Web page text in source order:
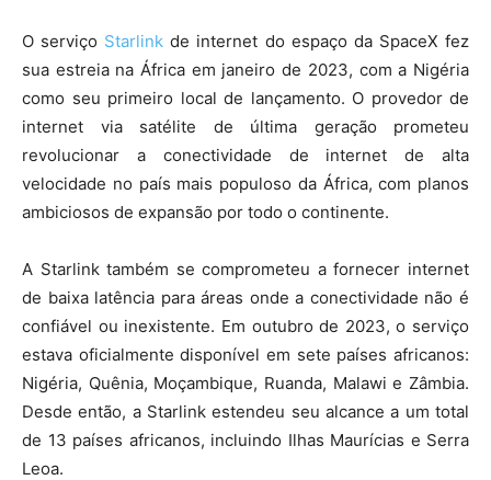
O serviço Starlink de internet do espaço da SpaceX fez
sua estreia na África em janeiro de 2023, com a Nigéria
como seu primeiro local de lançamento. O provedor de
internet via satélite de última geração prometeu
revolucionar a conectividade de internet de alta
velocidade no país mais populoso da África, com planos
ambiciosos de expansão por todo o continente.
A Starlink também se comprometeu a fornecer internet
de baixa latência para áreas onde a conectividade não é
confiável ou inexistente. Em outubro de 2023, o serviço
estava oficialmente disponível em sete países africanos:
Nigéria, Quênia, Moçambique, Ruanda, Malawi e Zâmbia.
Desde então, a Starlink estendeu seu alcance a um total
de 13 países africanos, incluindo Ilhas Maurícias e Serra
Leoa.